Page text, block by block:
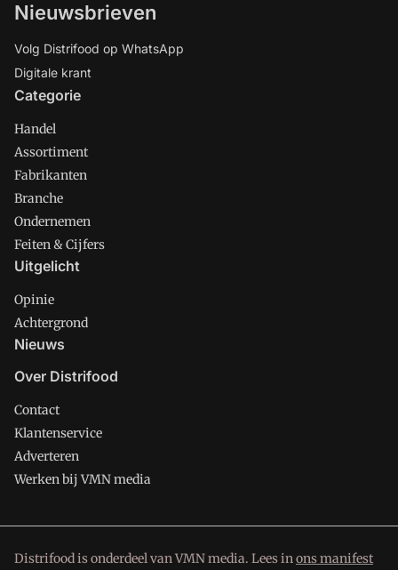
Nieuwsbrieven
Volg Distrifood op WhatsApp
Digitale krant
Categorie
Handel
Assortiment
Fabrikanten
Branche
Ondernemen
Feiten & Cijfers
Uitgelicht
Opinie
Achtergrond
Nieuws
Over Distrifood
Contact
Klantenservice
Adverteren
Werken bij VMN media
Distrifood is onderdeel van VMN media. Lees inons manifest